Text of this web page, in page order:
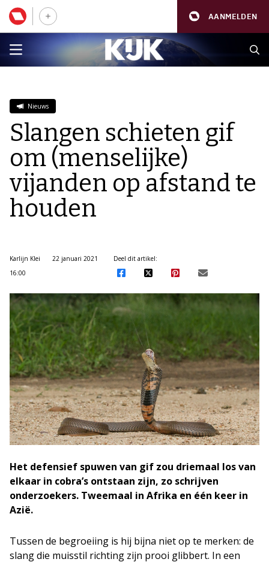
AANMELDEN
Nieuws
Slangen schieten gif
om (menselijke)
vijanden op afstand te
houden
Karlijn Klei
22 januari 2021
16:00
Deel dit artikel:
Het defensief spuwen van gif zou driemaal los van
elkaar in cobra’s ontstaan zijn, zo schrijven
onderzoekers. Tweemaal in Afrika en één keer in
Azië.
Tussen de begroeiing is hij bijna niet op te merken: de
slang die muisstil richting zijn prooi glibbert. In een